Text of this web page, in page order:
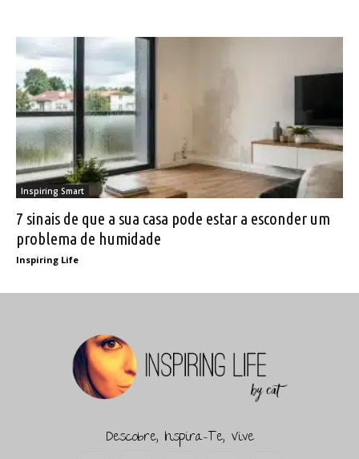
Inspiring Smart
7 sinais de que a sua casa pode estar a esconder um
problema de humidade
Inspiring Life
Descobre, Inspira-Te, Vive